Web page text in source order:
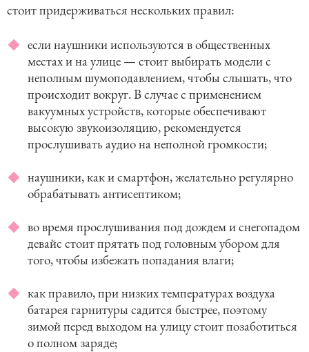
стоит придерживаться нескольких правил:
если наушники используются в общественных
местах и на улице — стоит выбирать модели с
неполным шумоподавлением, чтобы слышать, что
происходит вокруг. В случае с применением
вакуумных устройств, которые обеспечивают
высокую звукоизоляцию, рекомендуется
прослушивать аудио на неполной громкости;
наушники, как и смартфон, желательно регулярно
обрабатывать антисептиком;
во время прослушивания под дождем и снегопадом
девайс стоит прятать под головным убором для
того, чтобы избежать попадания влаги;
как правило, при низких температурах воздуха
батарея гарнитуры садится быстрее, поэтому
зимой перед выходом на улицу стоит позаботиться
о полном заряде;